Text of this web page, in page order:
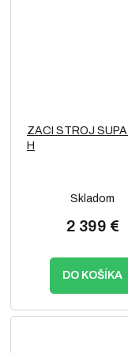
ZACI STROJ SUPA
H
Skladom
2 399 €
DO KOŠÍKA